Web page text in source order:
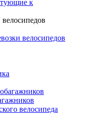
к
велосипедов
велосипеда